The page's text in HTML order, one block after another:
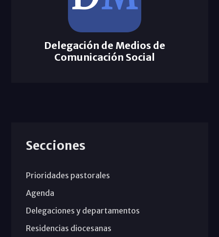
Delegación de Medios de
Comunicación Social
Secciones
Prioridades pastorales
Agenda
Delegaciones y departamentos
Residencias diocesanas